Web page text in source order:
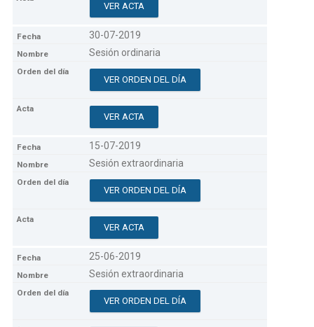
VER ACTA
30-07-2019
Sesión ordinaria
VER ORDEN DEL DÍA
VER ACTA
15-07-2019
Sesión extraordinaria
VER ORDEN DEL DÍA
VER ACTA
25-06-2019
Sesión extraordinaria
VER ORDEN DEL DÍA